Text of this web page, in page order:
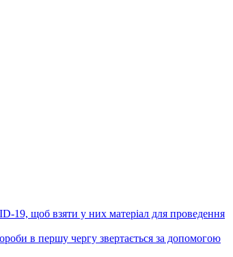
19, щоб взяти у них матеріал для проведення
в першу чергу звертається за допомогою